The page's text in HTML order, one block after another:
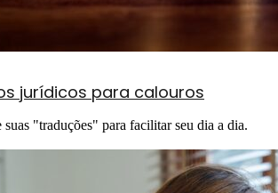
jurídicos para calouros
"traduções" para facilitar seu dia a dia.